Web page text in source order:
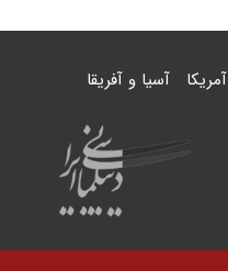
آمریکا آسیا و آفریقا